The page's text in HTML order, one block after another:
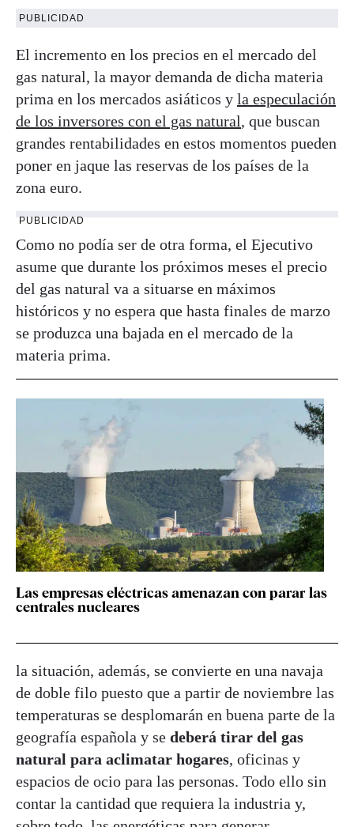
PUBLICIDAD
El incremento en los precios en el mercado del
gas natural, la mayor demanda de dicha materia
prima en los mercados asiáticos y la especulación
de los inversores con el gas natural, que buscan
grandes rentabilidades en estos momentos pueden
poner en jaque las reservas de los países de la
zona euro.
PUBLICIDAD
Como no podía ser de otra forma, el Ejecutivo
asume que durante los próximos meses el precio
del gas natural va a situarse en máximos
históricos y no espera que hasta finales de marzo
se produzca una bajada en el mercado de la
materia prima.
Las empresas eléctricas amenazan con parar las
centrales nucleares
la situación, además, se convierte en una navaja
de doble filo puesto que a partir de noviembre las
temperaturas se desplomarán en buena parte de la
geografía española y se deberá tirar del gas
natural para aclimatar hogares, oficinas y
espacios de ocio para las personas. Todo ello sin
contar la cantidad que requiera la industria y,